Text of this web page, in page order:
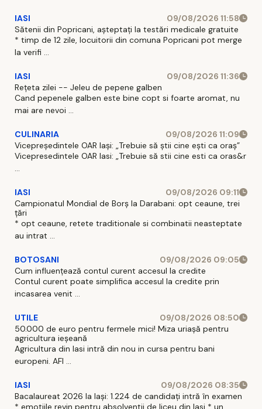
IASI
09/08/2026 11:58
Sătenii din Popricani, așteptați la testări medicale gratuite
* timp de 12 zile, locuitorii din comuna Popricani pot merge
la verifi ...
IASI
09/08/2026 11:36
Rețeta zilei -- Jeleu de pepene galben
Cand pepenele galben este bine copt si foarte aromat, nu
mai are nevoi ...
CULINARIA
09/08/2026 11:09
Vicepreședintele OAR Iași: „Trebuie să știi cine ești ca oraș”
Vicepresedintele OAR Iasi: „Trebuie să stii cine esti ca oras&r
...
IASI
09/08/2026 09:11
Campionatul Mondial de Borș la Darabani: opt ceaune, trei
țări
* opt ceaune, retete traditionale si combinatii neasteptate
au intrat ...
BOTOSANI
09/08/2026 09:05
Cum influențează contul curent accesul la credite
Contul curent poate simplifica accesul la credite prin
incasarea venit ...
UTILE
09/08/2026 08:50
50.000 de euro pentru fermele mici! Miza uriașă pentru
agricultura ieșeană
Agricultura din Iasi intră din nou in cursa pentru bani
europeni. AFI ...
IASI
09/08/2026 08:35
Bacalaureat 2026 la Iași: 1.224 de candidați intră în examen
* emotiile revin pentru absolventii de liceu din Iasi * un